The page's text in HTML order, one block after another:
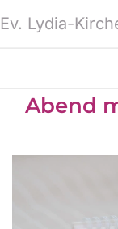
Ev. Lydia-
Abend